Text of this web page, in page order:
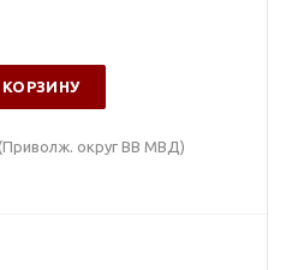
КОРЗИНУ
округ ВВ МВД)